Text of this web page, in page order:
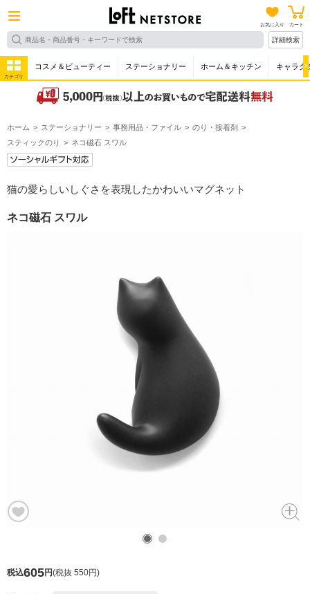
お気に入り カート
詳細検索
カテゴリ
コスメ＆ビューティー ステーショナリー ホーム＆キッチン キャラク
ホーム ステーショナリー 事務用品・ファイル
のり・接着剤
スティックのり
ネコ磁石 スワル
猫の愛らしいしぐさを表現したかわいいマグネット
ネコ磁石 スワル
税込605円(税抜 550円)